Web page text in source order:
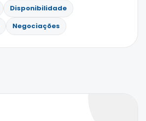
Disponibilidade
Negociações